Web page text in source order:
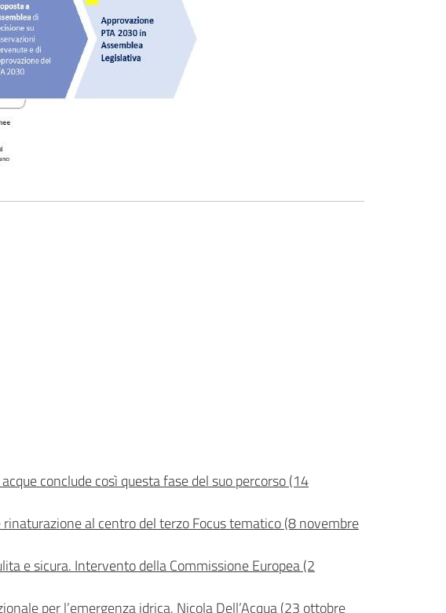
conclude così questa fase del suo percorso (14
al centro del terzo Focus tematico (8 novembre
e sicura. Intervento della Commissione Europea (2
per l’emergenza idrica, Nicola Dell’Acqua (23 ottobre